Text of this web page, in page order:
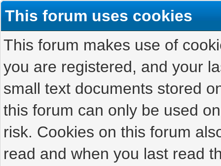
This forum uses cookies
This forum makes use of
you are registered, and your
small text documents stored
this forum can only be used
risk. Cookies on this forum
read and when you last read